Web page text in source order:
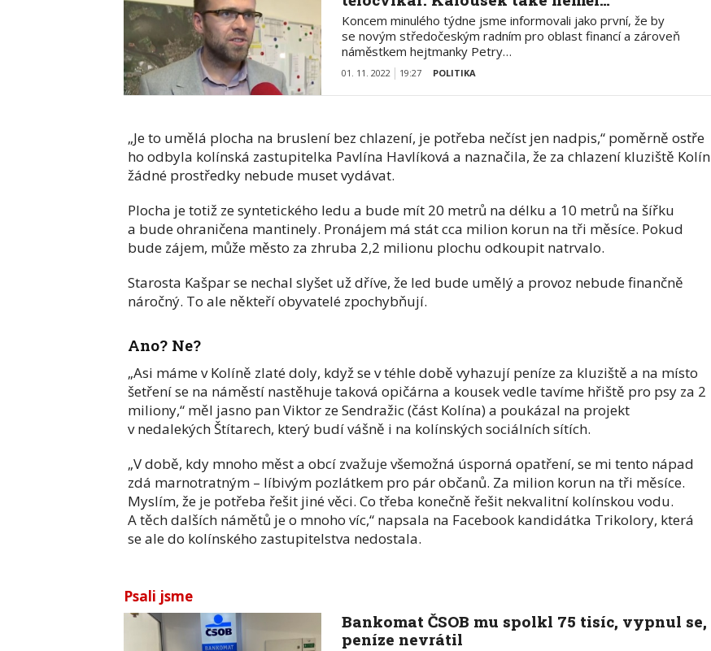
Koncem minulého týdne jsme informovali jako první, že by
se novým středočeským radním pro oblast financí a zároveň
náměstkem hejtmanky Petry…
01. 11. 2022 19:27 POLITIKA
„Je to umělá plocha na bruslení bez chlazení, je potřeba nečíst jen nadpis,“ poměrně ostře
ho odbyla kolínská zastupitelka Pavlína Havlíková a naznačila, že za chlazení kluziště Kolín
žádné prostředky nebude muset vydávat.
Plocha je totiž ze syntetického ledu a bude mít 20 metrů na délku a 10 metrů na šířku
a bude ohraničena mantinely. Pronájem má stát cca milion korun na tři měsíce. Pokud
bude zájem, může město za zhruba 2,2 milionu plochu odkoupit natrvalo.
Starosta Kašpar se nechal slyšet už dříve, že led bude umělý a provoz nebude finančně
náročný. To ale někteří obyvatelé zpochybňují.
Ano? Ne?
„Asi máme v Kolíně zlaté doly, když se v téhle době vyhazují peníze za kluziště a na místo
šetření se na náměstí nastěhuje taková opičárna a kousek vedle tavíme hřiště pro psy za 2
miliony,“ měl jasno pan Viktor ze Sendražic (část Kolína) a poukázal na projekt
v nedalekých Štítarech, který budí vášně i na kolínských sociálních sítích.
„V době, kdy mnoho měst a obcí zvažuje všemožná úsporná opatření, se mi tento nápad
zdá marnotratným – líbivým pozlátkem pro pár občanů. Za milion korun na tři měsíce.
Myslím, že je potřeba řešit jiné věci. Co třeba konečně řešit nekvalitní kolínskou vodu.
A těch dalších námětů je o mnoho víc,“ napsala na Facebook kandidátka Trikolory, která
se ale do kolínského zastupitelstva nedostala.
Psali jsme
Bankomat ČSOB mu spolkl 75 tisíc, vypnul se,
peníze nevrátil